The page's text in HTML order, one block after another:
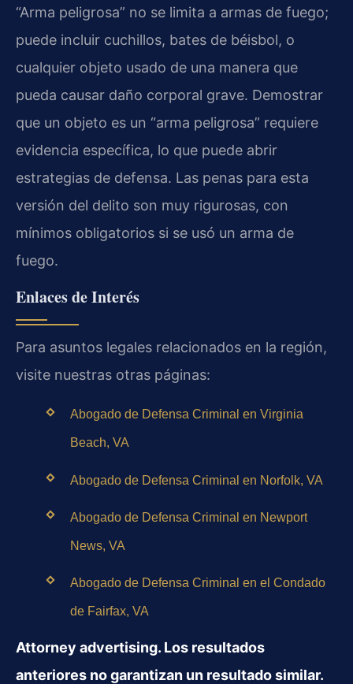
“Arma peligrosa” no se limita a armas de fuego;
puede incluir cuchillos, bates de béisbol, o
cualquier objeto usado de una manera que
pueda causar daño corporal grave. Demostrar
que un objeto es un “arma peligrosa” requiere
evidencia específica, lo que puede abrir
estrategias de defensa. Las penas para esta
versión del delito son muy rigurosas, con
mínimos obligatorios si se usó un arma de
fuego.
Enlaces de Interés
Para asuntos legales relacionados en la región,
visite nuestras otras páginas:
Abogado de Defensa Criminal en Virginia
Beach, VA
Abogado de Defensa Criminal en Norfolk, VA
Abogado de Defensa Criminal en Newport
News, VA
Abogado de Defensa Criminal en el Condado
de Fairfax, VA
Attorney advertising. Los resultados
anteriores no garantizan un resultado similar.